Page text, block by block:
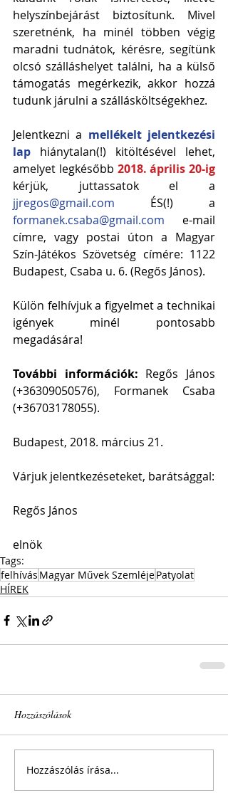
helyszínbejárást biztosítunk. Mivel
szeretnénk, ha minél többen végig
maradni tudnátok, kérésre, segítünk
olcsó szálláshelyet találni, ha a külső
támogatás megérkezik, akkor hozzá
tudunk járulni a szállásköltségekhez.
Jelentkezni a mellékelt jelentkezési
lap hiánytalan(!) kitöltésével lehet,
amelyet legkésőbb 2018. április 20-ig
jjregos@gmail.com
formanek.csaba@gmail.com e-mail
címre, vagy postai úton a Magyar
Szín-Játékos Szövetség címére: 1122
Budapest, Csaba u. 6. (Regős János).
Külön felhívjuk a figyelmet a technikai
igények minél pontosabb
megadására!
További információk: Regős János
(+36309050576), Formanek Csaba
(+36703178055).
Budapest, 2018. március 21.
Várjuk jelentkezéseteket, barátsággal:
Regős János
elnök
Tags:
felhívás Magyar Művek SzemléjePatyolat
HÍREK
Hozzászólások
Hozzászólás írása...